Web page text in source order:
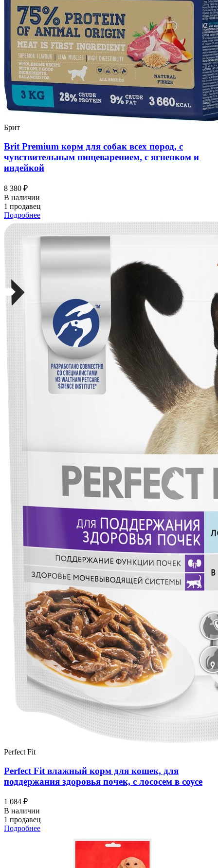
Брит
Brit Premium корм для собак всех пород, с
чувствительным пищеварением, с ягненком и
индейкой
8 380 ₽
В наличии
1 продавец
Подробнее
Perfect Fit
Perfect Fit влажный корм для кошек, для
поддержания здоровья почек, с лососем в соусе
1 084 ₽
В наличии
1 продавец
Подробнее